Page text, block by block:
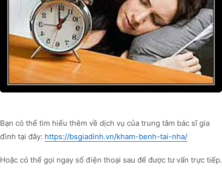
Bạn có thể tìm hiểu thêm về dịch vụ của trung tâm bác sĩ gia
đình tại đây: https://bsgiadinh.vn/kham-benh-tai-nha/
Hoặc có thể gọi ngay số điện thoại sau để được tư vấn trực tiếp.